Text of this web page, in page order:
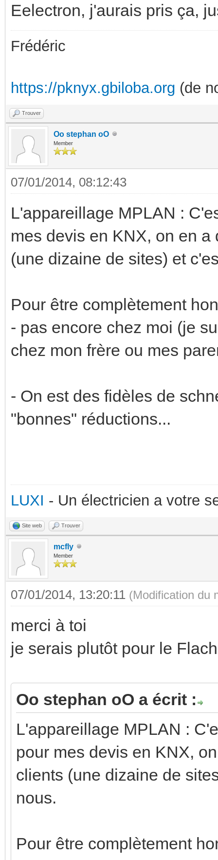
Eelectron, j'aurais pris ça,
Frédéric
https://pknyx.gbiloba.org (de
Trouver
Oo stephan oO
Member
07/01/2014, 08:12:43
L'appareillage MPLAN :
mes devis en KNX, on en
(une dizaine de sites) et
Pour être complètement
- pas encore chez moi (je
chez mon frère ou mes
- On est des fidèles de
"bonnes" réductions...
LUXI - Un électricien a votre
Site web Trouver
mcfly
Member
07/01/2014, 13:20:11 (Modification du
merci à toi
je serais plutôt pour le
Oo stephan oO a écrit :
L'appareillage MPLAN :
pour mes devis en KNX,
clients (une dizaine de
nous.
Pour être complètement